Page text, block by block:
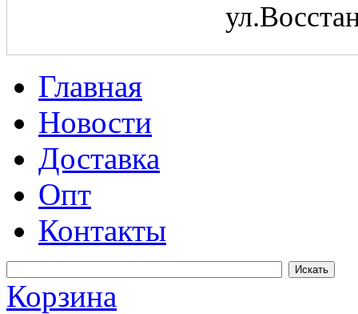
Главная
Новости
Доставка
Опт
Контакты
Корзина